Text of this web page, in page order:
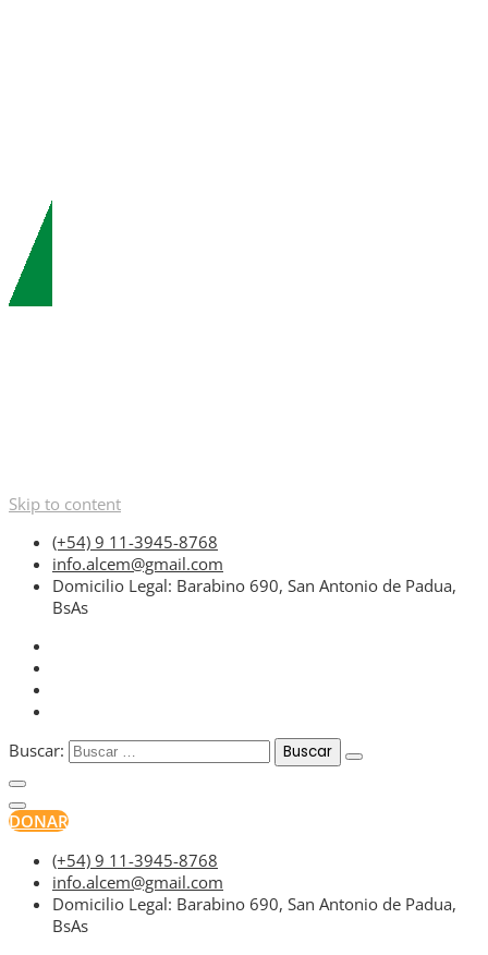
Skip to content
(+54) 9 11-3945-8768
info.alcem@gmail.com
Domicilio Legal: Barabino 690, San Antonio de Padua,
BsAs
Buscar:
DONAR
(+54) 9 11-3945-8768
info.alcem@gmail.com
Domicilio Legal: Barabino 690, San Antonio de Padua,
BsAs